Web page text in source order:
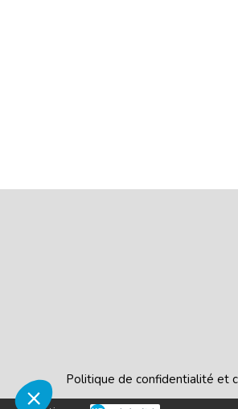
Politique de confidentialité et